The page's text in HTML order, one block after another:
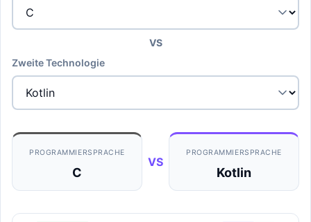
VS
Zweite Technologie
PROGRAMMIERSPRACHE
C
VS
PROGRAMMIERSPRACHE
Kotlin